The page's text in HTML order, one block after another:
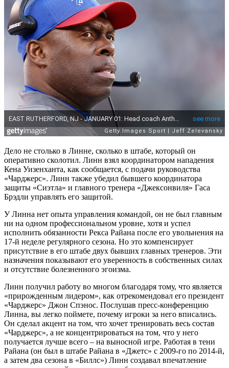
Дело не столько в Линне, сколько в штабе, который он
оперативно сколотил. Линн взял координатором нападения
Кена Уизенханта, как сообщается, с подачи руководства
«Чарджерс». Линн также убедил бывшего координатора
защиты «Сиэтла» и главного тренера «Джексонвиля» Гаса
Брэдли управлять его защитой.
У Линна нет опыта управления командой, он не был главным
ни на одном профессиональном уровне, хотя и успел
исполнить обязанности Рекса Райана после его увольнения на
17-й неделе регулярного сезона. Но это компенсирует
присутствие в его штабе двух бывших главных тренеров. Эти
назначения показывают его уверенность в собственных силах
и отсутствие болезненного эгоизма.
Линн получил работу во многом благодаря тому, что является
«прирожденным лидером», как отрекомендовал его президент
«Чарджерс» Джон Спэнос. Послушав пресс-конференцию
Линна, вы легко поймете, почему игроки за него вписались.
Он сделал акцент на том, что хочет тренировать весь состав
«Чарджерс», а не концентрироваться на том, что у него
получается лучше всего – на выносной игре. Работая в тени
Райана (он был в штабе Райана в «Джетс» с 2009-го по 2014-й,
а затем два сезона в «Биллс») Линн создавал впечатление